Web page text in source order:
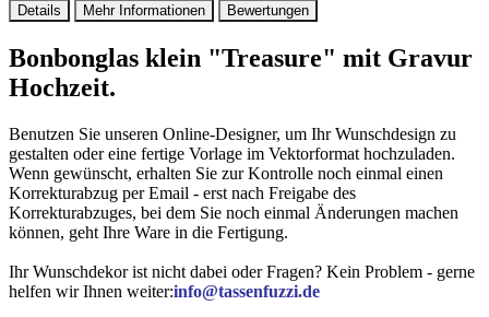
Details Mehr Informationen Bewertungen
Bonbonglas klein "Treasure" mit Gravur
Hochzeit.
Benutzen Sie unseren Online-Designer, um Ihr Wunschdesign zu
gestalten oder eine fertige Vorlage im Vektorformat hochzuladen.
Wenn gewünscht, erhalten Sie zur Kontrolle noch einmal einen
Korrekturabzug per Email - erst nach Freigabe des
Korrekturabzuges, bei dem Sie noch einmal Änderungen machen
können, geht Ihre Ware in die Fertigung.
Ihr Wunschdekor ist nicht dabei oder Fragen? Kein Problem - gerne
helfen wir Ihnen weiter:info@tassenfuzzi.de